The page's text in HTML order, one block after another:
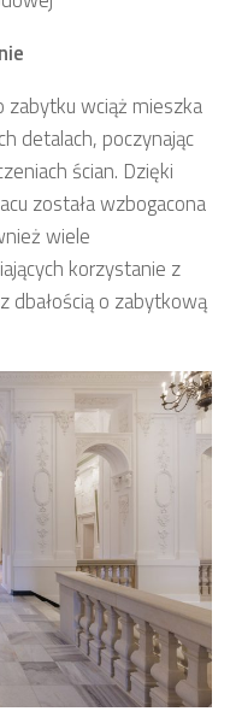
zabytku wciąż mieszka
detalach, poczynając
ścian. Dzięki
została wzbogacona
wiele
korzystanie z
o zabytkową